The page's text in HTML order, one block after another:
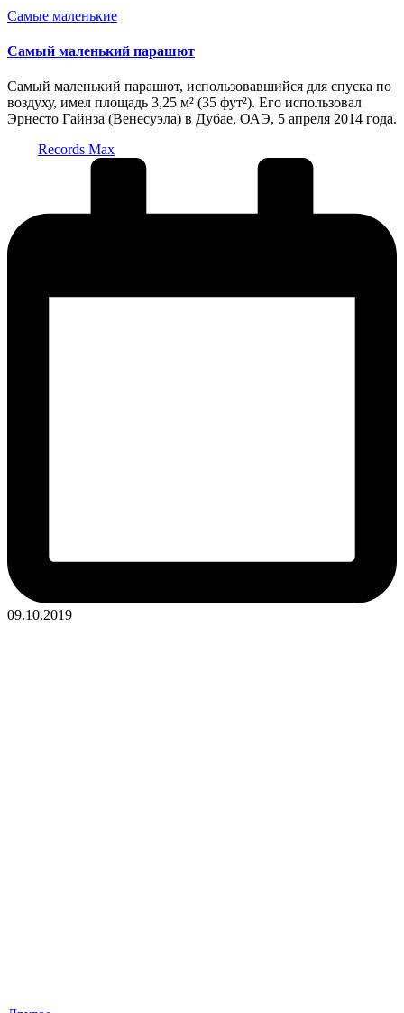
Опубликовано
Самые маленькие
Самый маленький парашют
Самый маленький парашют, использовавшийся для спуска по
воздуху, имел площадь 3,25 м² (35 фут²). Его использовал
Эрнесто Гайнза (Венесуэла) в Дубае, ОАЭ, 5 апреля 2014 года.
Records Max
09.10.2019